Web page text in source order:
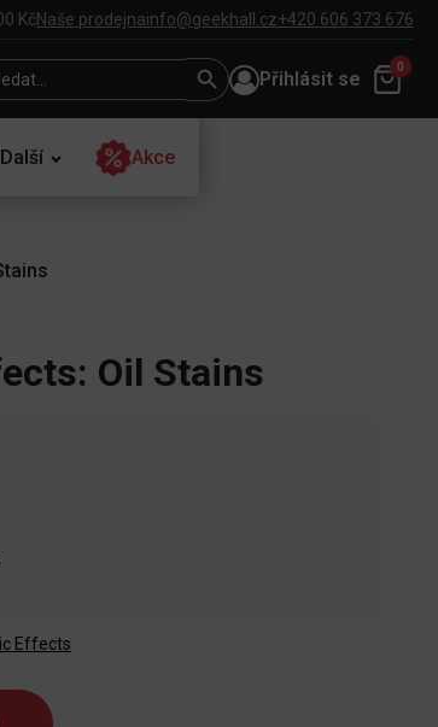
KčNaše prodejnainfo@geekhall.cz+420 606 373 676
Search
Button
Přihlásit se
0
Další Akce
Oil Stains
Effects